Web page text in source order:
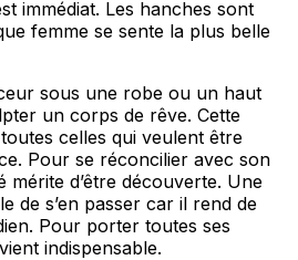
immédiat. Les hanches sont
femme se sente la plus belle
sous une robe ou un haut
un corps de rêve. Cette
celles qui veulent être
Pour se réconcilier avec son
d’être découverte. Une
de s’en passer car il rend de
Pour porter toutes ses
indispensable.